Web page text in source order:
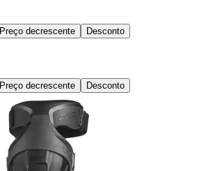
Preço decrescente Desconto
Preço decrescente Desconto